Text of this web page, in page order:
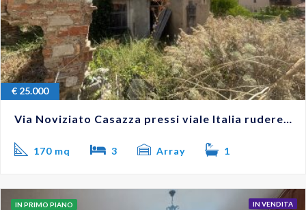
€ 25.000
Via Noviziato Casazza pressi viale Italia rudere con giardino #VO18276
170 mq 3 Array 1
IN PRIMO PIANO IN VENDITA